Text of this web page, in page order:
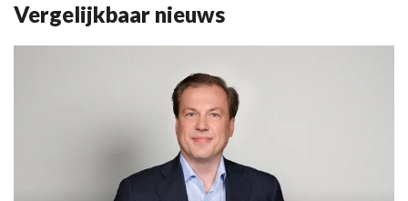
Vergelijkbaar nieuws